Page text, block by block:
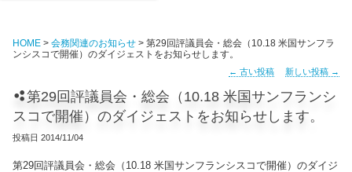
HOME > 会務関連のお知らせ > 第29回評議員会・総会（10.18 米国サンフラ
ンシスコで開催）のダイジェストをお知らせします。
← 古い投稿 新しい投稿 →
第29回評議員会・総会（10.18 米国サンフランシ
スコで開催）のダイジェストをお知らせします。
投稿日 2014/11/04
第29回評議員会・総会（10.18 米国サンフランシスコで開催）のダイジ